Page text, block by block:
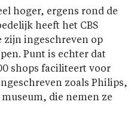
hoger, ergens rond de
heeft het CBS
zijn ingeschreven op
Punt is echter dat
shops faciliteert voor
zoals Philips,
die nemen ze